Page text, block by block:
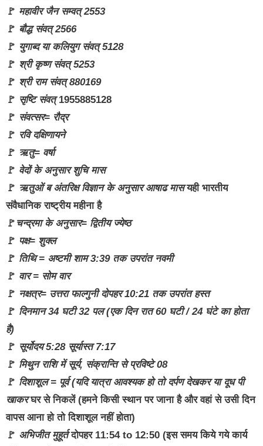
🚩 महावीर जैन सम्वत् 2553
🚩 बौद्ध संवत् 2566
🚩 युगाब्द या कलियुग संवत् 5128
🚩 श्री कृष्ण संवत् 5253
🚩 श्री राम संवत् 880169
🚩 सृष्टि संवत्1955885128
🚩 संवत्सर= रौद्र
🚩 रवि दक्षिणायने
🚩 ऋतु= वर्षा
🚩 वेदों के अनुसार शुचि मास
🚩 ऋतुओं ब अंतरिक्ष विज्ञान के अनुसार आषाढ मासयही भारतीय
संवैधानिक राष्ट्रीय महीना है
🚩 चन्द्रमा के अनुसार= द्वितीय ज्येष्ठ
🚩 पक्ष= शुक्ल
🚩 तिथि = अष्टमी शाम 3:39 तक उपरांत नवमी
🚩 वार = सोम वार
🚩 नक्षत्र= उत्तरा फाल्गुनी दोपहर 10:21 तक उपरांत हस्त
🚩 दिनमान 34 घटी 32 पल (एक दिन रात 60 घटी / 24 घंटे का होता
है)
🚩 सूर्योदय 5:28 सूर्यास्त 7:17
🚩 मिथुन राशि में सूर्य, संक्रान्ति से प्रविष्टे 08
🚩 दिशाशूल = पूर्व (यदि यात्रा आवश्यक हो तो दर्पण देखकर या दूध पी
खाकरघर से निकलें (हमने किसी स्थान पर जाना है और वहां से उसी दिन
वापस आना हो तो दिशाशूल नहीं होता)
🚩 अभिजीत मुहूर्तदोपहर 11:54 to 12:50 (इस समय किये गये कार्य